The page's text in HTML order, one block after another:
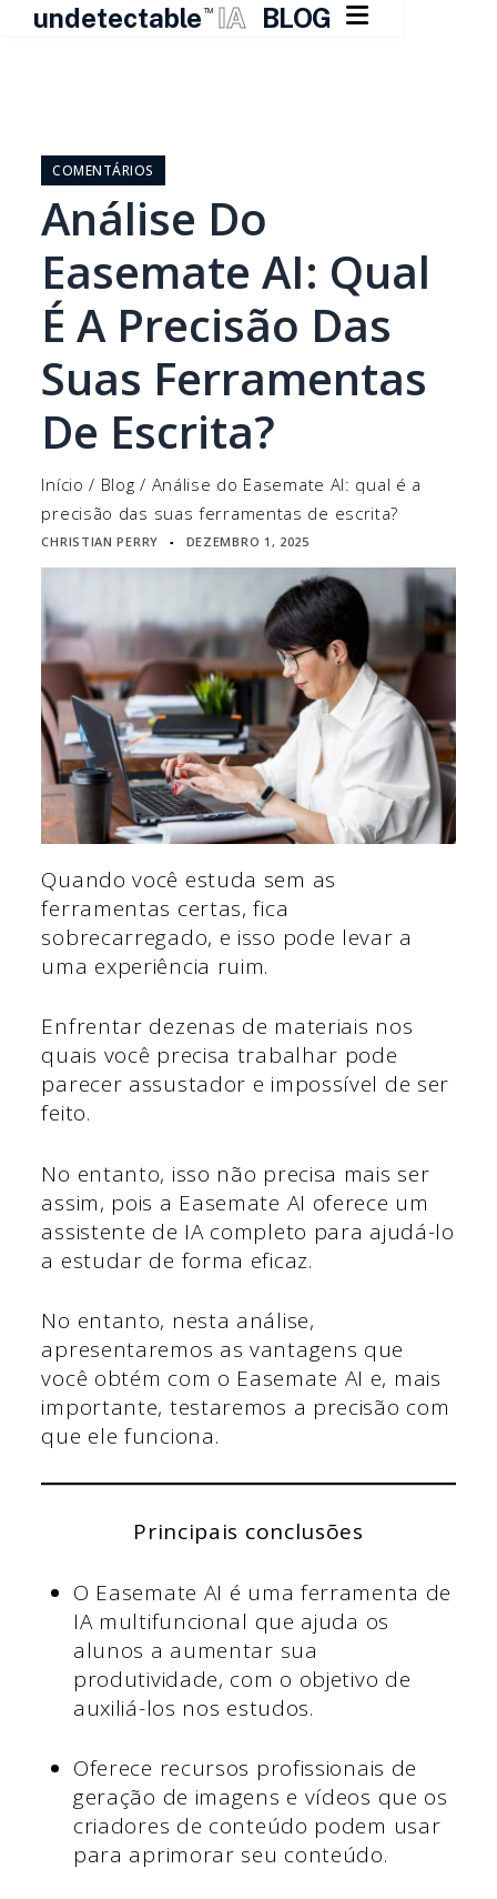
undetectable TM IA BLOG 
conteúdo
COMENTÁRIOS
Análise Do
Easemate AI: Qual
É A Precisão Das
Suas Ferramentas
De Escrita?
Início / Blog / Análise do Easemate AI: qual é a
precisão das suas ferramentas de escrita?
CHRISTIAN PERRY ▪ DEZEMBRO 1, 2025
Quando você estuda sem as
ferramentas certas, fica
sobrecarregado, e isso pode levar a
uma experiência ruim.
Enfrentar dezenas de materiais nos
quais você precisa trabalhar pode
parecer assustador e impossível de ser
feito.
No entanto, isso não precisa mais ser
assim, pois a Easemate AI oferece um
assistente de IA completo para ajudá-lo
a estudar de forma eficaz.
No entanto, nesta análise,
apresentaremos as vantagens que
você obtém com o Easemate AI e, mais
importante, testaremos a precisão com
que ele funciona.
Principais conclusões
O Easemate AI é uma ferramenta de
IA multifuncional que ajuda os
alunos a aumentar sua
produtividade, com o objetivo de
auxiliá-los nos estudos.
Oferece recursos profissionais de
geração de imagens e vídeos que os
criadores de conteúdo podem usar
para aprimorar seu conteúdo.